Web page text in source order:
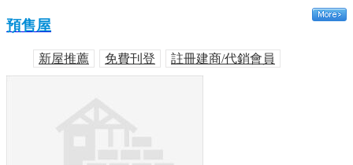
預售屋
新屋推薦 免費刊登 註冊建商/代銷會員